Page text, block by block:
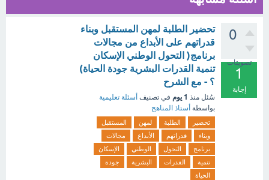
0
تصويتات
1
إجابة
تحضير الطلبة لمهن المستقبل وبناء
قدراتهم على الأبداع من مجالات
برنامج( التحول الوطني الإسكان
تنمية القدرات البشرية جودة الحياة)
؟ - مع الشرح
سُئل منذ 1 يوم في تصنيف أسئلة تعليمية
بواسطة أستاذ المناهج
تحضير الطلبة لمهن
المستقبل
وبناء
قدراتهم الأبداع
مجالات
برنامج
التحول الوطني
الإسكان
تنمية
القدرات البشرية
جودة
الحياة